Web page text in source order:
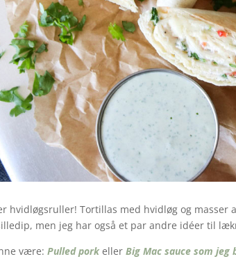
hvidløgsruller! Tortillas med hvidløg og
men jeg har også et par andre idéer til
være: Pulled porkeller Big Mac sauce som jeg